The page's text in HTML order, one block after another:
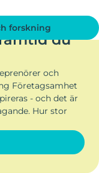
forskning
du
och
Företagsamhet
- och det är
Hur stor